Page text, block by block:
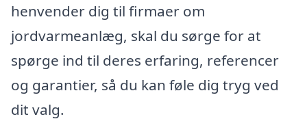
henvender dig til firmaer om
jordvarmeanlæg, skal du sørge for at
spørge ind til deres erfaring, referencer
og garantier, så du kan føle dig tryg ved
dit valg.